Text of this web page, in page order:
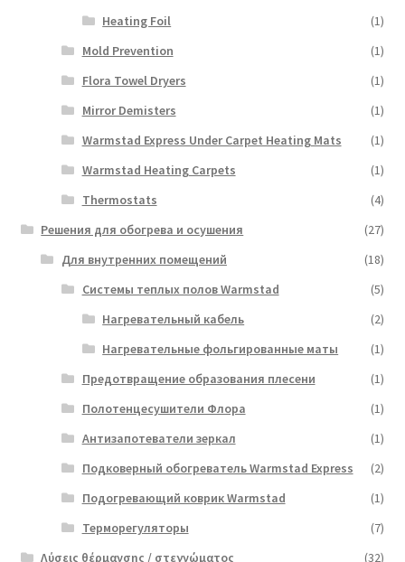
Heating Foil
(1)
Mold Prevention
(1)
Flora Towel Dryers
(1)
Mirror Demisters
(1)
Warmstad Express Under Carpet Heating Mats
(1)
Warmstad Heating Carpets
(1)
Thermostats
(4)
Решения для обогрева и осушения
(27)
Для внутренних помещений
(18)
Системы теплых полов Warmstad
(5)
Нагревательный кабель
(2)
Нагревательные фольгированные маты
(1)
Предотвращение образования плесени
(1)
Полотенцесушители Флора
(1)
Антизапотеватели зеркал
(1)
Подковерный обогреватель Warmstad Express
(2)
Подогревающий коврик Warmstad
(1)
Терморегуляторы
(7)
Λύσεις θέρμανσης / στεγνώματος
(32)